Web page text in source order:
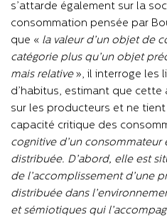
s’attarde également sur la
consommation pensée par
que « la valeur d’un objet de
catégorie plus qu’un objet
mais relative», il interroge les
d’habitus, estimant que
sur les producteurs et ne
capacité critique des
cognitive d’un
distribuée. D’abord, elle est
de l’accomplissement d’une
distribuée dans
et sémiotiques qui